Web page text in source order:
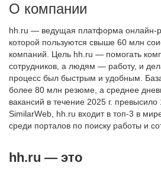
О компании
hh.ru — ведущая платформа онлайн-
которой пользуются свыше 60 млн
компаний. Цель hh.ru — помогать
сотрудников, а людям — работу, и
процесс был быстрым и удобным.
более 80 млн резюме, а среднее
вакансий в течение 2025 г.
SimilarWeb, hh.ru входит в топ-3 в
среди порталов по поиску работы и
hh.ru — это